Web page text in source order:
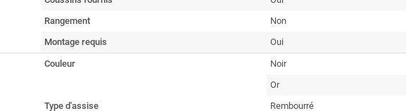
Rangement
Non
Montage requis
Oui
Couleur
Noir
Or
Type d'assise
Rembourré